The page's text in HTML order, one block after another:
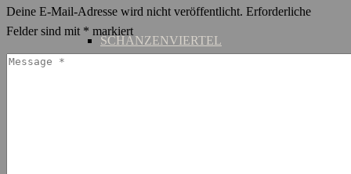
SCHANZENVIERTEL
Deine E-Mail-Adresse wird nicht veröffentlicht. Erforderliche
Felder sind mit * markiert